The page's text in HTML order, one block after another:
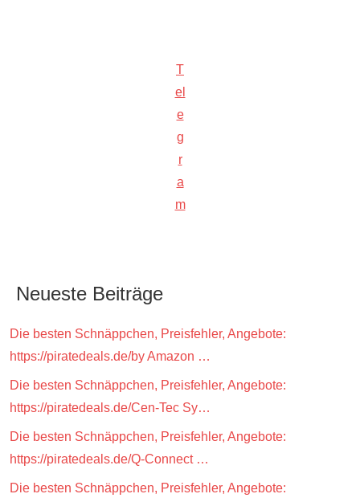
T
el
e
g
r
a
m
Neueste Beiträge
Die besten Schnäppchen, Preisfehler, Angebote:
https://piratedeals.de/by Amazon …
Die besten Schnäppchen, Preisfehler, Angebote:
https://piratedeals.de/Cen-Tec Sy…
Die besten Schnäppchen, Preisfehler, Angebote:
https://piratedeals.de/Q-Connect …
Die besten Schnäppchen, Preisfehler, Angebote: